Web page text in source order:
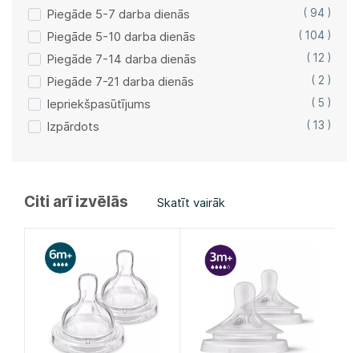
Piegāde 5-7 darba dienās ( 94 )
Piegāde 5-10 darba dienās ( 104 )
Piegāde 7-14 darba dienās ( 12 )
Piegāde 7-21 darba dienās ( 2 )
Iepriekšpasūtījums ( 5 )
Izpārdots ( 13 )
Citi arī izvēlās Skatīt vairāk